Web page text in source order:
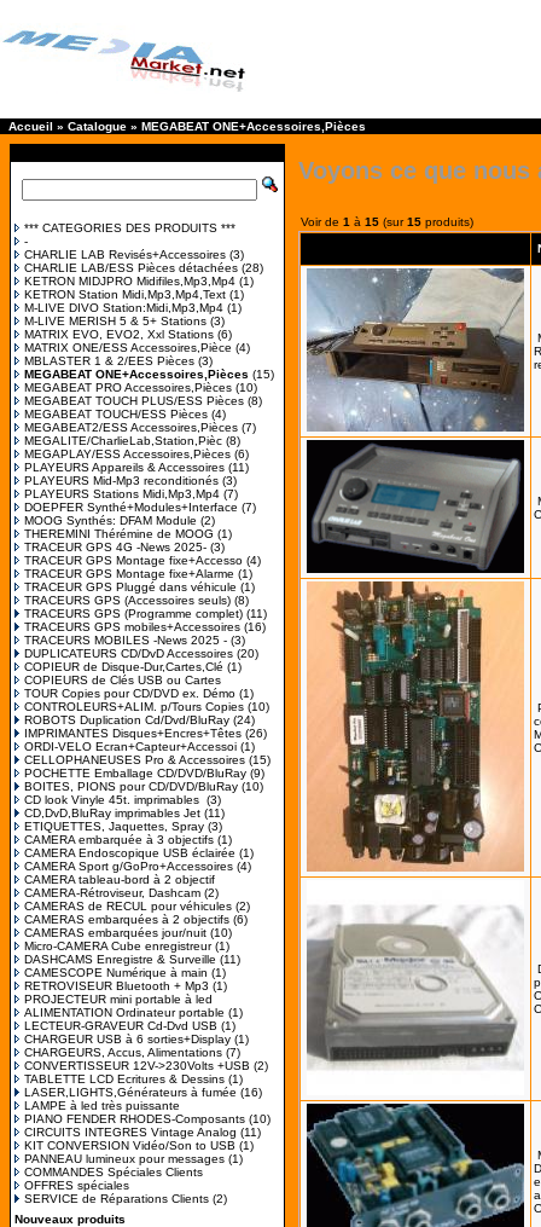
Accueil » Catalogue » MEGABEAT ONE+Accessoires,Pièces
*** CATEGORIES DES PRODUITS ***
-
CHARLIE LAB Revisés+Accessoires (3)
CHARLIE LAB/ESS Pièces détachées (28)
KETRON MIDJPRO Midifiles,Mp3,Mp4 (1)
KETRON Station Midi,Mp3,Mp4,Text (1)
M-LIVE DIVO Station:Midi,Mp3,Mp4 (1)
M-LIVE MERISH 5 & 5+ Stations (3)
MATRIX EVO, EVO2, Xxl Stations (6)
MATRIX ONE/ESS Accessoires,Pièce (4)
MBLASTER 1 & 2/EES Pièces (3)
MEGABEAT ONE+Accessoires,Pièces (15)
MEGABEAT PRO Accessoires,Pièces (10)
MEGABEAT TOUCH PLUS/ESS Pièces (8)
MEGABEAT TOUCH/ESS Pièces (4)
MEGABEAT2/ESS Accessoires,Pièces (7)
MEGALITE/CharlieLab,Station,Pièc (8)
MEGAPLAY/ESS Accessoires,Pièces (6)
PLAYEURS Appareils & Accessoires (11)
PLAYEURS Mid-Mp3 reconditionés (3)
PLAYEURS Stations Midi,Mp3,Mp4 (7)
DOEPFER Synthé+Modules+Interface (7)
MOOG Synthés: DFAM Module (2)
THEREMINI Thérémine de MOOG (1)
TRACEUR GPS 4G -News 2025- (3)
TRACEUR GPS Montage fixe+Accesso (4)
TRACEUR GPS Montage fixe+Alarme (1)
TRACEUR GPS Pluggé dans véhicule (1)
TRACEURS GPS (Accessoires seuls) (8)
TRACEURS GPS (Programme complet) (11)
TRACEURS GPS mobiles+Accessoires (16)
TRACEURS MOBILES -News 2025 - (3)
DUPLICATEURS CD/DvD Accessoires (20)
COPIEUR de Disque-Dur,Cartes,Clé (1)
COPIEURS de Clés USB ou Cartes
TOUR Copies pour CD/DVD ex. Démo (1)
CONTROLEURS+ALIM. p/Tours Copies (10)
ROBOTS Duplication Cd/Dvd/BluRay (24)
IMPRIMANTES Disques+Encres+Têtes (26)
ORDI-VELO Ecran+Capteur+Accessoi (1)
CELLOPHANEUSES Pro & Accessoires (15)
POCHETTE Emballage CD/DVD/BluRay (9)
BOITES, PIONS pour CD/DVD/BluRay (10)
CD look Vinyle 45t. imprimables (3)
CD,DvD,BluRay imprimables Jet (11)
ETIQUETTES, Jaquettes, Spray (3)
CAMERA embarquée à 3 objectifs (1)
CAMERA Endoscopique USB éclairée (1)
CAMERA Sport g/GoPro+Accessoires (4)
CAMERA tableau-bord à 2 objectif
CAMERA-Rétroviseur, Dashcam (2)
CAMERAS de RECUL pour véhicules (2)
CAMERAS embarquées à 2 objectifs (6)
CAMERAS embarquées jour/nuit (10)
Micro-CAMERA Cube enregistreur(1)
DASHCAMS Enregistre & Surveille (11)
CAMESCOPE Numérique à main (1)
RETROVISEUR Bluetooth + Mp3 (1)
PROJECTEUR mini portable à led
ALIMENTATION Ordinateur portable (1)
LECTEUR-GRAVEUR Cd-Dvd USB (1)
CHARGEUR USB à 6 sorties+Display (1)
CHARGEURS, Accus, Alimentations (7)
CONVERTISSEUR 12V->230Volts +USB (2)
TABLETTE LCD Ecritures & Dessins (1)
LASER,LIGHTS,Générateurs à fumée (16)
LAMPE à led très puissante
PIANO FENDER RHODES-Composants (10)
CIRCUITS INTEGRES Vintage Analog (11)
KIT CONVERSION Vidéo/Son to USB (1)
PANNEAU lumineux pour messages (1)
COMMANDES Spéciales Clients
OFFRES spéciales
SERVICE de Réparations Clients (2)
Nouveaux produits
Voyons ce que nous
Voir de 1 à 15 (sur15 produits)